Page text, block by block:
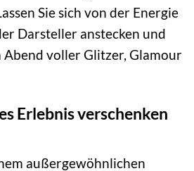
Sie sich von der Energie
Darsteller anstecken und
Abend voller Glitzer, Glamour
Erlebnis verschenken
außergewöhnlichen